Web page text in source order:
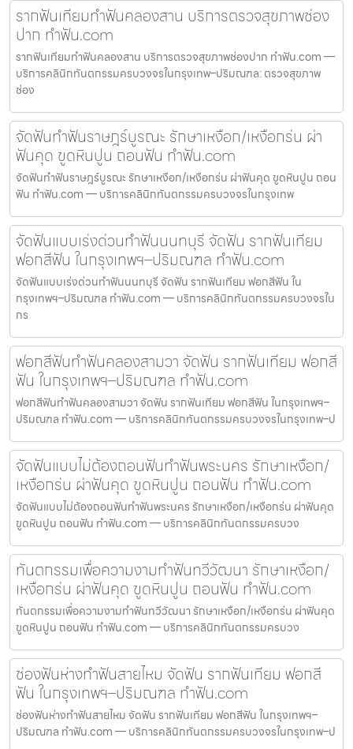
รากฟันเทียมทำฟันคลองสาน บริการตรวจสุขภาพช่อง
ปาก ทำฟัน.com
รากฟันเทียมทำฟันคลองสาน บริการตรวจสุขภาพช่องปาก ทำฟัน.com —
บริการคลินิกทันตกรรมครบวงจรในกรุงเทพ–ปริมณฑล: ตรวจสุขภาพ
ช่อง
จัดฟันทำฟันราษฎร์บูรณะ รักษาเหงือก/เหงือกร่น ผ่า
ฟันคุด ขูดหินปูน ถอนฟัน ทำฟัน.com
จัดฟันทำฟันราษฎร์บูรณะ รักษาเหงือก/เหงือกร่น ผ่าฟันคุด ขูดหินปูน ถอน
ฟัน ทำฟัน.com — บริการคลินิกทันตกรรมครบวงจรในกรุงเทพ
จัดฟันแบบเร่งด่วนทำฟันนนทบุรี จัดฟัน รากฟันเทียม
ฟอกสีฟัน ในกรุงเทพฯ–ปริมณฑล ทำฟัน.com
จัดฟันแบบเร่งด่วนทำฟันนนทบุรี จัดฟัน รากฟันเทียม ฟอกสีฟัน ใน
กรุงเทพฯ–ปริมณฑล ทำฟัน.com — บริการคลินิกทันตกรรมครบวงจรใน
กร
ฟอกสีฟันทำฟันคลองสามวา จัดฟัน รากฟันเทียม ฟอกสี
ฟัน ในกรุงเทพฯ–ปริมณฑล ทำฟัน.com
ฟอกสีฟันทำฟันคลองสามวา จัดฟัน รากฟันเทียม ฟอกสีฟัน ในกรุงเทพฯ–
ปริมณฑล ทำฟัน.com — บริการคลินิกทันตกรรมครบวงจรในกรุงเทพ–ป
จัดฟันแบบไม่ต้องถอนฟันทำฟันพระนคร รักษาเหงือก/
เหงือกร่น ผ่าฟันคุด ขูดหินปูน ถอนฟัน ทำฟัน.com
จัดฟันแบบไม่ต้องถอนฟันทำฟันพระนคร รักษาเหงือก/เหงือกร่น ผ่าฟันคุด
ขูดหินปูน ถอนฟัน ทำฟัน.com — บริการคลินิกทันตกรรมครบวง
ทันตกรรมเพื่อความงามทำฟันทวีวัฒนา รักษาเหงือก/
เหงือกร่น ผ่าฟันคุด ขูดหินปูน ถอนฟัน ทำฟัน.com
ทันตกรรมเพื่อความงามทำฟันทวีวัฒนา รักษาเหงือก/เหงือกร่น ผ่าฟันคุด
ขูดหินปูน ถอนฟัน ทำฟัน.com — บริการคลินิกทันตกรรมครบวง
ช่องฟันห่างทำฟันสายไหม จัดฟัน รากฟันเทียม ฟอกสี
ฟัน ในกรุงเทพฯ–ปริมณฑล ทำฟัน.com
ช่องฟันห่างทำฟันสายไหม จัดฟัน รากฟันเทียม ฟอกสีฟัน ในกรุงเทพฯ–
ปริมณฑล ทำฟัน.com — บริการคลินิกทันตกรรมครบวงจรในกรุงเทพ–ป